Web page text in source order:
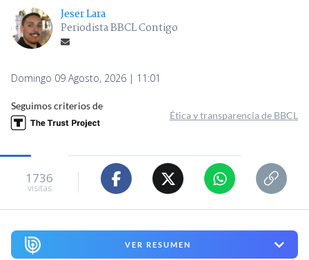
Jeser Lara
Periodista BBCL Contigo
Domingo 09 Agosto, 2026 | 11:01
Seguimos criterios de
Ética y transparencia de BBCL
1736
visitas
VER RESUMEN